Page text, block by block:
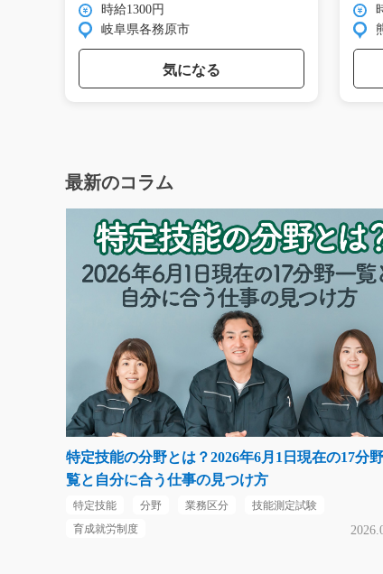
時給1300円
岐阜県各務原市
気になる
最新のコラム
特定技能の分野とは？2026年6月1日現在の17分
覧と自分に合う仕事の見つけ方
特定技能 分野 業務区分
技能測定試験
育成就労制度